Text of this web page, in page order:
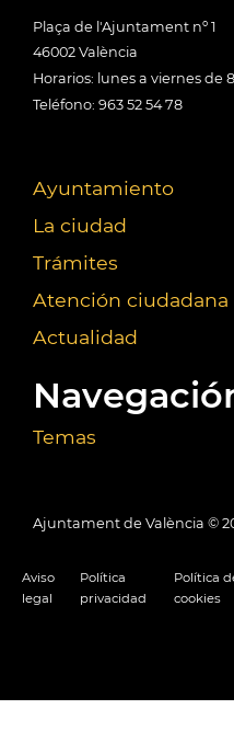
Plaça de l'Ajuntament nº 1
46002 València
Horarios: lunes a viernes de
Teléfono: 963 52 54 78
Ayuntamiento
La ciudad
Trámites
Atención ciudadana
Actualidad
Temas
Ajuntament de València ©
Aviso
legal
Política
privacidad
Política
cookies